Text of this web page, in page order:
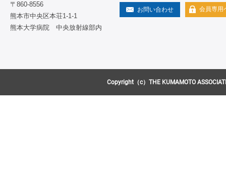
〒860-8556
熊本市中央区本荘1-1-1
熊本大学病院 中央放射線部内
お問い合わせ 会員専用
Copyright（c）THE KUMAMOTO